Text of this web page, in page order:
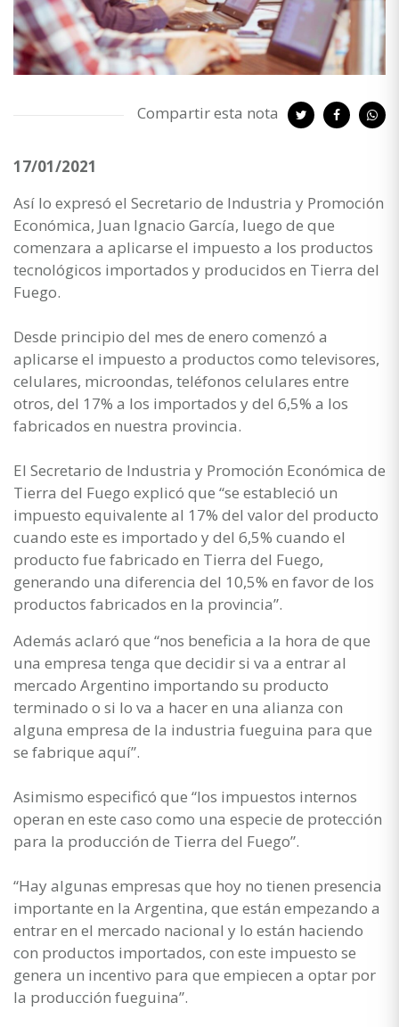
Compartir esta nota
17/01/2021
Así lo expresó el Secretario de Industria y Promoción
Económica, Juan Ignacio García, luego de que
comenzara a aplicarse el impuesto a los productos
tecnológicos importados y producidos en Tierra del
Fuego.
Desde principio del mes de enero comenzó a
aplicarse el impuesto a productos como televisores,
celulares, microondas, teléfonos celulares entre
otros, del 17% a los importados y del 6,5% a los
fabricados en nuestra provincia.
El Secretario de Industria y Promoción Económica de
Tierra del Fuego explicó que “se estableció un
impuesto equivalente al 17% del valor del producto
cuando este es importado y del 6,5% cuando el
producto fue fabricado en Tierra del Fuego,
generando una diferencia del 10,5% en favor de los
productos fabricados en la provincia”.
Además aclaró que “nos beneficia a la hora de que
una empresa tenga que decidir si va a entrar al
mercado Argentino importando su producto
terminado o si lo va a hacer en una alianza con
alguna empresa de la industria fueguina para que
se fabrique aquí”.
Asimismo especificó que “los impuestos internos
operan en este caso como una especie de protección
para la producción de Tierra del Fuego”.
“Hay algunas empresas que hoy no tienen presencia
importante en la Argentina, que están empezando a
entrar en el mercado nacional y lo están haciendo
con productos importados, con este impuesto se
genera un incentivo para que empiecen a optar por
la producción fueguina”.